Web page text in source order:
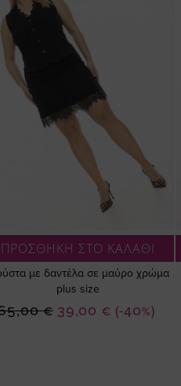
ΠΡΟΣΘΗΚΗ ΣΤΟ ΚΑΛΑΘΙ
με δαντέλα σε μαύρο χρώμα
plus size
(-40%)
Ειδική
39,00 €
€